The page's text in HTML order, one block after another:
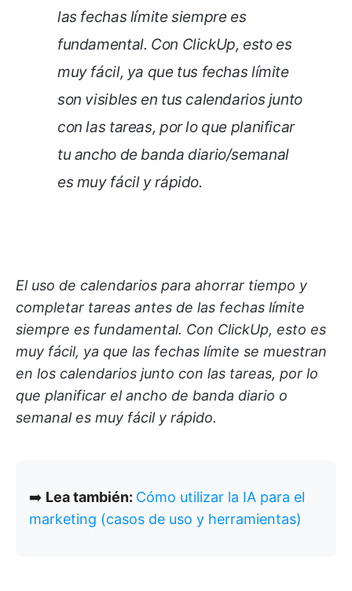
las fechas límite siempre es
fundamental. Con ClickUp, esto es
muy fácil, ya que tus fechas límite
son visibles en tus calendarios junto
con las tareas, por lo que planificar
tu ancho de banda diario/semanal
es muy fácil y rápido.
El uso de calendarios para ahorrar tiempo y
completar tareas antes de las fechas límite
siempre es fundamental. Con ClickUp, esto es
muy fácil, ya que las fechas límite se muestran
en los calendarios junto con las tareas, por lo
que planificar el ancho de banda diario o
semanal es muy fácil y rápido.
➡️ Lea también: Cómo utilizar la IA para el
marketing (casos de uso y herramientas)